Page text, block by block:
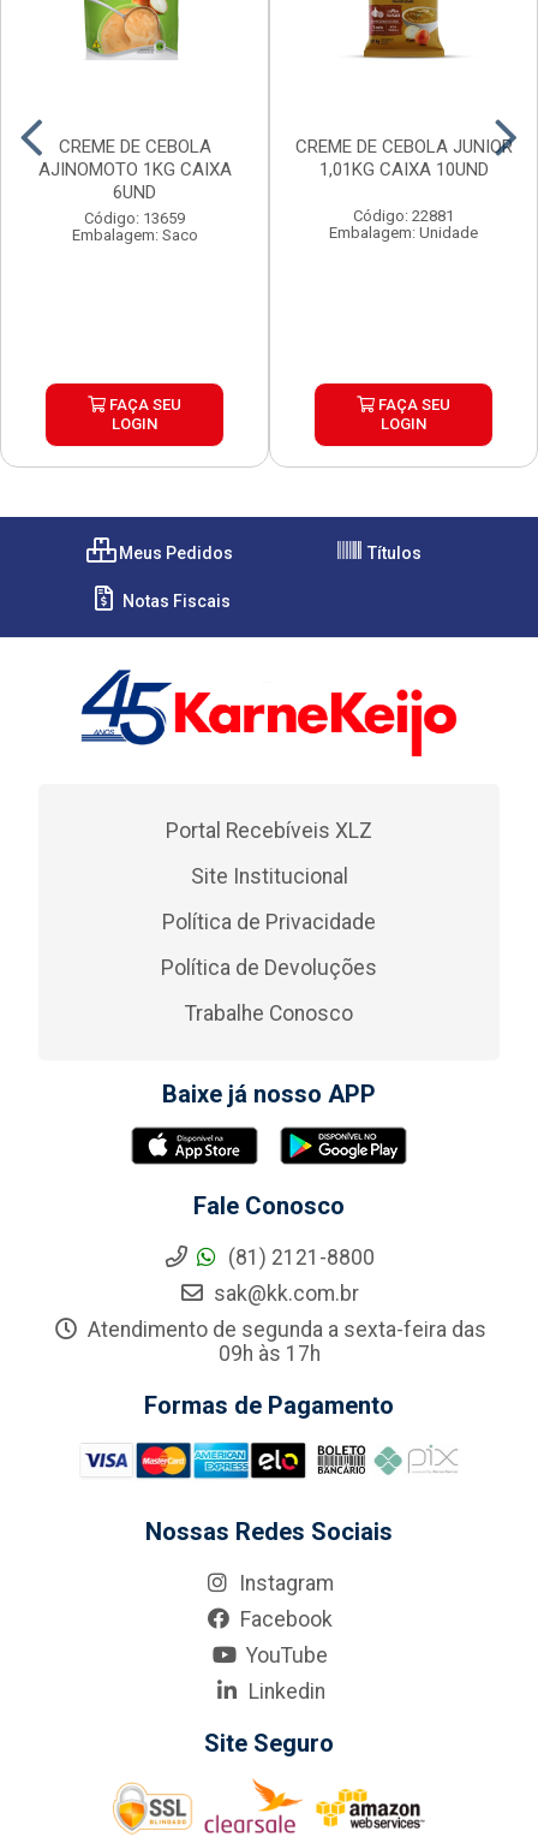
CREME DE CEBOLA
AJINOMOTO 1KG CAIXA
6UND
Código: 13659
Embalagem: Saco
FAÇA SEU
LOGIN
CREME DE CEBOLA JUNIOR
1,01KG CAIXA 10UND
Código: 22881
Embalagem: Unidade
FAÇA SEU
LOGIN
Meus Pedidos Títulos
Notas Fiscais
Portal Recebíveis XLZ
Site Institucional
Política de Privacidade
Política de Devoluções
Trabalhe Conosco
Baixe já nosso APP
Fale Conosco
(81) 2121-8800
sak@kk.com.br
Atendimento de segunda a sexta-feira das
09h às 17h
Formas de Pagamento
Nossas Redes Sociais
Instagram
Facebook
YouTube
Linkedin
Site Seguro